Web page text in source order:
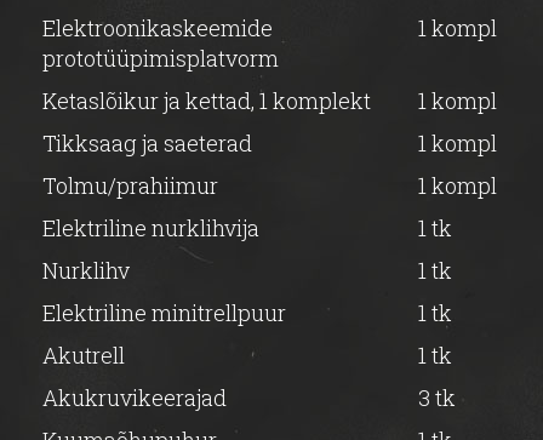
Elektroonikaskeemide
prototüüpimisplatvorm
1 kompl
Ketaslõikur ja kettad, 1 komplekt
1 kompl
Tikksaag ja saeterad
1 kompl
Tolmu/prahiimur
1 kompl
Elektriline nurklihvija
1 tk
Nurklihv
1 tk
Elektriline minitrellpuur
1 tk
Akutrell
1 tk
Akukruvikeerajad
3 tk